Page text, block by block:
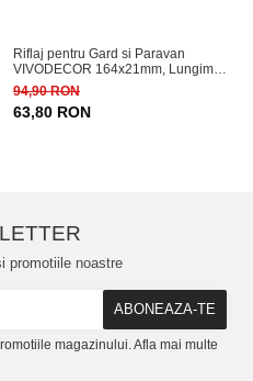
Riflaj pentru Gard si Paravan
VIVODECOR 164x21mm, Lungime
2 m, Riflaj cu Fata Dubla Gri
Antracit din WPC Lemn Compozit .
94,90 RON
63,80 RON
promotiile noastre
magazinului. Afla mai multe